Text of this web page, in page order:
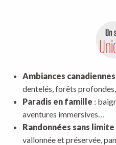
Un
Ambiances canadiennes
dentelés, forêts
Paradis en famille :
aventures immersives…
Randonnées sans limite
vallonnée et préservée,